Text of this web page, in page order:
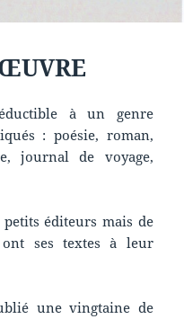
à un genre
: poésie, roman,
journal de voyage,
éditeurs mais de
ont ses textes à leur
une vingtaine de